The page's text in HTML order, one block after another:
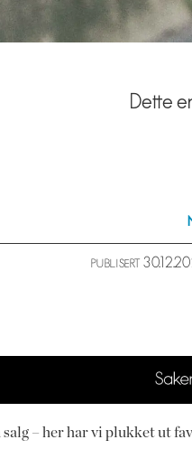
Dette
PUBLISERT
– her har vi plukket ut